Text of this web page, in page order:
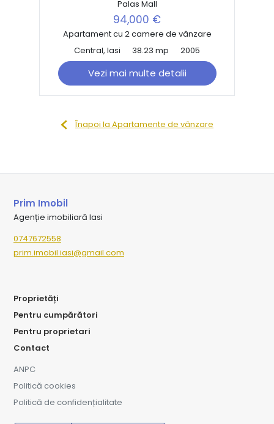
Palas Mall
94,000 €
Apartament cu 2 camere de vânzare
Central, Iasi
38.23 mp 2005
Vezi mai multe detalii
Înapoi la Apartamente de vânzare
Prim Imobil
Agenție imobiliară Iasi
0747672558
prim.imobil.iasi@gmail.com
Proprietăți
Pentru cumpărători
Pentru proprietari
Contact
ANPC
Politică cookies
Politică de confidențialitate